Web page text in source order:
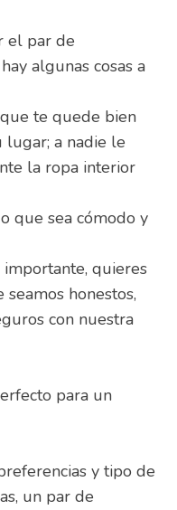
el par de
algunas cosas a
te quede bien
lugar; a nadie le
la ropa interior
que sea cómodo y
quieres
honestos,
con nuestra
para un
y tipo de
un par de